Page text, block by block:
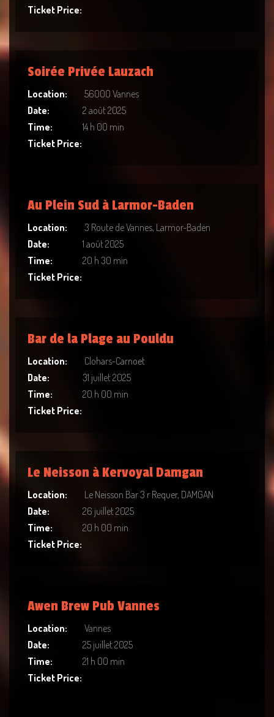
Ticket Price:
Soirée Privée Lauzach
Location:
56000 Vannes
Date:
2 août 2025
Time:
14 h 00 min
Ticket Price:
Au Plein Sud à Larmor-Baden
Location:
3 Route de Vannes, Larmor-Baden
Date:
1 août 2025
Time:
20 h 30 min
Ticket Price:
Bar de la Plage au Pouldu
Location:
Clohars-Carnoet
Date:
31 juillet 2025
Time:
20 h 00 min
Ticket Price:
Le Neisson à Kervoyal Damgan
Location:
Le Neisson Bar 3 r Requer, DAMGAN
Date:
26 juillet 2025
Time:
20 h 00 min
Ticket Price:
Awen Brew Pub Vannes
Location:
Vannes
Date:
25 juillet 2025
Time:
21 h 00 min
Ticket Price: